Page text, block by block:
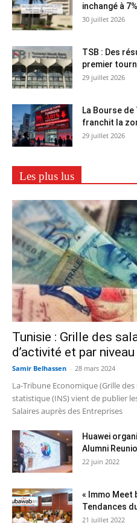
inchangé à 7%
30 juillet 2026
TSB : Des
premier
29 juillet 2026
La Bourse
franchit la
29 juillet 2026
Les plus lus
Tunisie : Grille des
d’activité et par
Samir Belhassen - 28 mars 2024
La-Tribune Economique (Grille
statistique (INS) vient de publier
Salaires auprès des Entreprises
Huawei
Alumni
22 juin 2022
« Immo Meet
Tendances
21 juillet 2022